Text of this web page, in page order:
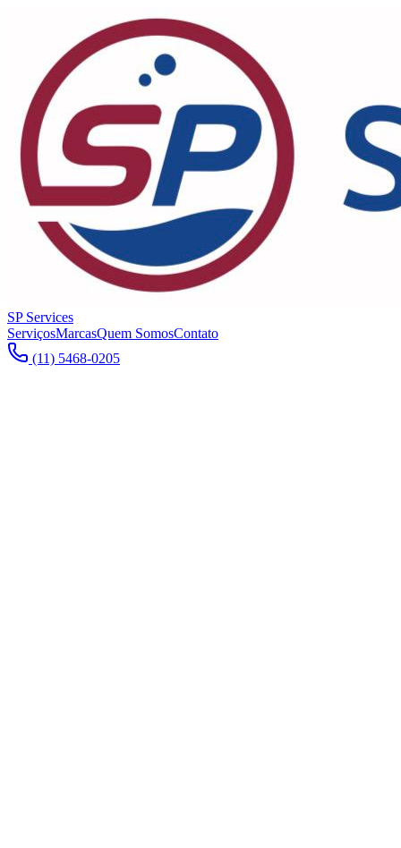
SP Services
ServiçosMarcasQuem SomosContato
(11) 5468-0205